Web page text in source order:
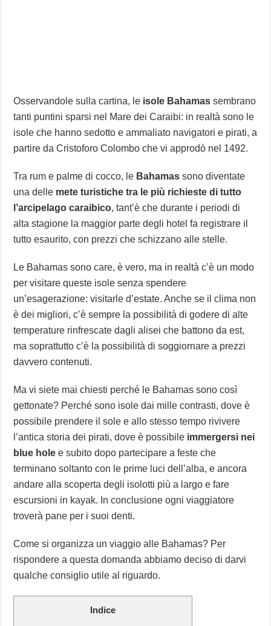
Osservandole sulla cartina, le isole Bahamassembrano
tanti puntini sparsi nel Mare dei Caraibi: in realtà sono le
isole che hanno sedotto e ammaliato navigatori e pirati, a
partire da Cristoforo Colombo che vi approdò nel 1492.
Tra rum e palme di cocco, le Bahamas sono diventate
una delle mete turistiche tra le più richieste di tutto
l’arcipelago caraibico, tant’è che durante i periodi di
alta stagione la maggior parte degli hotel fa registrare il
tutto esaurito, con prezzi che schizzano alle stelle.
Le Bahamas sono care, è vero, ma in realtà c’è un modo
per visitare queste isole senza spendere
un’esagerazione: visitarle d’estate. Anche se il clima non
è dei migliori, c’è sempre la possibilità di godere di alte
temperature rinfrescate dagli alisei che battono da est,
ma soprattutto c’è la possibilità di soggiornare a prezzi
davvero contenuti.
Ma vi siete mai chiesti perché le Bahamas sono così
gettonate? Perché sono isole dai mille contrasti, dove è
possibile prendere il sole e allo stesso tempo rivivere
l’antica storia dei pirati, dove è possibile immergersi nei
blue hole e subito dopo partecipare a feste che
terminano soltanto con le prime luci dell’alba, e ancora
andare alla scoperta degli isolotti più a largo e fare
escursioni in kayak. In conclusione ogni viaggiatore
troverà pane per i suoi denti.
Come si organizza un viaggio alle Bahamas? Per
rispondere a questa domanda abbiamo deciso di darvi
qualche consiglio utile al riguardo.
Indice